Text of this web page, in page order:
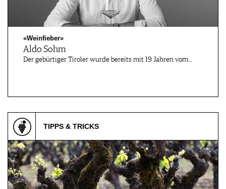
«Weinfieber»
Aldo Sohm
Der gebürtiger Tiroler wurde bereits mit 19 Jahren vom…
TIPPS & TRICKS